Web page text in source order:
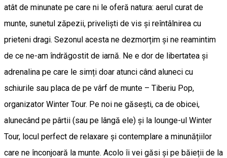
atât de minunate pe care ni le oferă natura: aerul curat de
munte, sunetul zăpezii, priveliști de vis și reîntâlnirea cu
prieteni dragi. Sezonul acesta ne dezmorțim și ne reamintim
de ce ne-am îndrăgostit de iarnă. Ne e dor de libertatea și
adrenalina pe care le simți doar atunci când aluneci cu
schiurile sau placa de pe vârf de munte – Tiberiu Pop,
organizator Winter Tour. Pe noi ne găsești, ca de obicei,
alunecând pe pârtii (sau pe lângă ele) și la lounge-ul Winter
Tour, locul perfect de relaxare și contemplare a minunățiilor
care ne înconjoară la munte. Acolo îi vei găsi și pe băieții de la